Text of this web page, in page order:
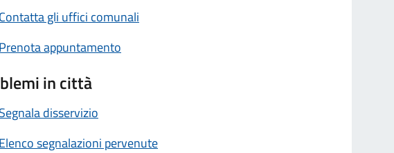
Contatta gli uffici comunali
Prenota appuntamento
in città
Segnala disservizio
Elenco segnalazioni pervenute